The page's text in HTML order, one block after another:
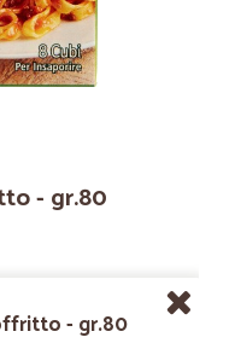
- gr.80
- gr.80